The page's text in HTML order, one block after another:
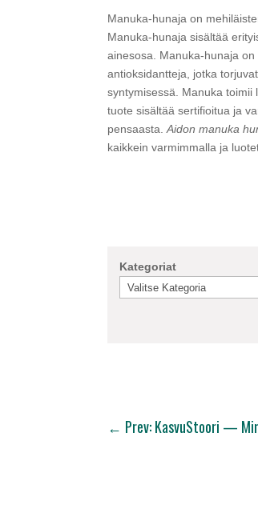
Manuka-hunaja on
Manuka-hunaja sisältää
ainesosa. Manuka-hunaja
antioksidantteja, jotka
syntymisessä. Manuka
tuote sisältää sertifioitua ja
pensaasta.Aidon manuka
kaikkein varmimmalla ja
Kategoriat
← Prev: KasvuStoori —